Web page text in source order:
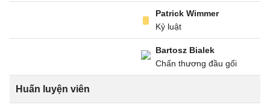
Patrick Wimmer
Kỷ luật
Bartosz Bialek
Chấn thương đầu gối
Huấn luyện viên